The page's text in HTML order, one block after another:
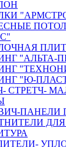
"АЛЬТА-
"Ю-
СТРЕТЧ-
ПАНЕЛИ